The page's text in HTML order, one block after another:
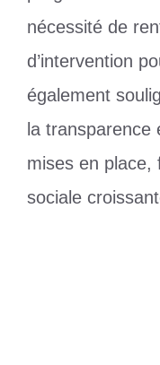
nécessité de
d’intervention
également
la transparence
mises en place,
sociale